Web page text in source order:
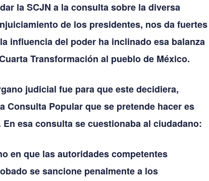
la SCJN a la consulta sobre la diversa
de los presidentes, nos da fuertes
influencia del poder ha inclinado esa balanza
Transformación al pueblo de México.
judicial fue para que este decidiera,
Consulta Popular que se pretende hacer es
esa consulta se cuestionaba al ciudadano:
en que las autoridades competentes
se sancione penalmente a los